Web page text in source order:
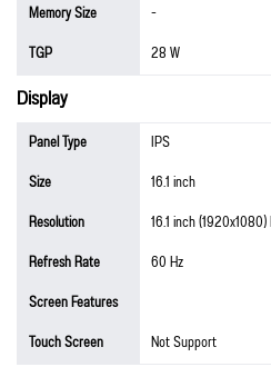
Memory Size
-
TGP
28 W
Display
Panel Type
IPS
Size
16.1 inch
Resolution
16.1 inch (1920x1080)
Refresh Rate
60 Hz
Screen Features
Touch Screen
Not Support